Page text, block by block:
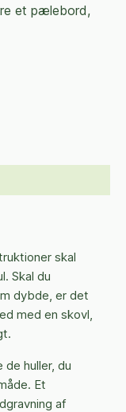
et pælebord,
skal
Skal du
dybde, er det
med en skovl,
huller, du
Et
af